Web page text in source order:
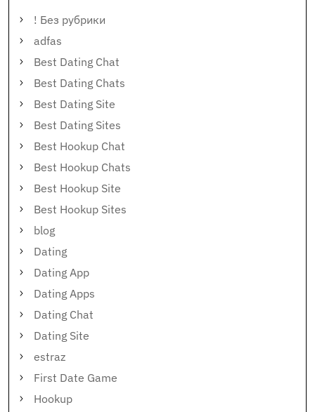
! Без рубрики
adfas
Best Dating Chat
Best Dating Chats
Best Dating Site
Best Dating Sites
Best Hookup Chat
Best Hookup Chats
Best Hookup Site
Best Hookup Sites
blog
Dating
Dating App
Dating Apps
Dating Chat
Dating Site
estraz
First Date Game
Hookup